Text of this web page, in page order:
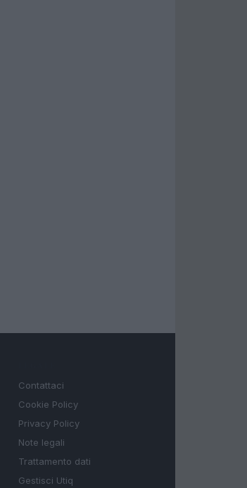
Contattaci
Cookie Policy
Privacy Policy
Note legali
Trattamento dati
Gestisci Utiq